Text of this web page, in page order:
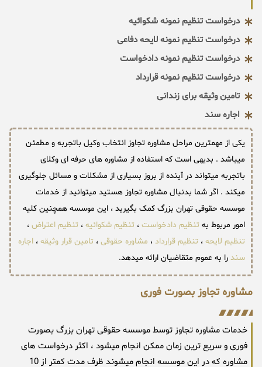
درخواست تنظیم نمونه شکوائیه
درخواست تنظیم نمونه لایحه دفاعی
درخواست تنظیم نمونه دادخواست
درخواست تنظیم نمونه قرارداد
تامین وثیقه برای زندانی
اجاره سند
یکی از مهمترین مراحل مشاوره تجاوز انتخاب وکیل باتجربه و مطمئن
میباشد . بدیهی است که استفاده از مشاوره های حرفه ای وکلای
باتجربه میتواند در آینده از بروز بسیاری از مشکلات و مسائل جلوگیری
میکند . اگر شما بدنبال مشاوره تجاوز هستید میتوانید از خدمات
موسسه حقوقی تهران بزرگ کمک بگیرید ، این موسسه همچنین کلیه
امور مربوط به تنظیم دادخواست ، تنظیم شکوائیه ، تنظیم اعتراض ،
تنظیم لایحه ، تنظیم قرارداد ، مشاوره حقوقی ، تامین قرار وثیقه ، اجاره
سند را به عموم متقاضیان ارائه میدهد.
مشاوره تجاوز بصورت فوری
خدمات مشاوره تجاوز توسط موسسه حقوقی تهران بزرگ بصورت
فوری و سریع ترین زمان ممکن انجام میشود ، اکثر درخواست های
مشاوره که در این موسسه انجام میشوند ظرف مدت کمتر از 10